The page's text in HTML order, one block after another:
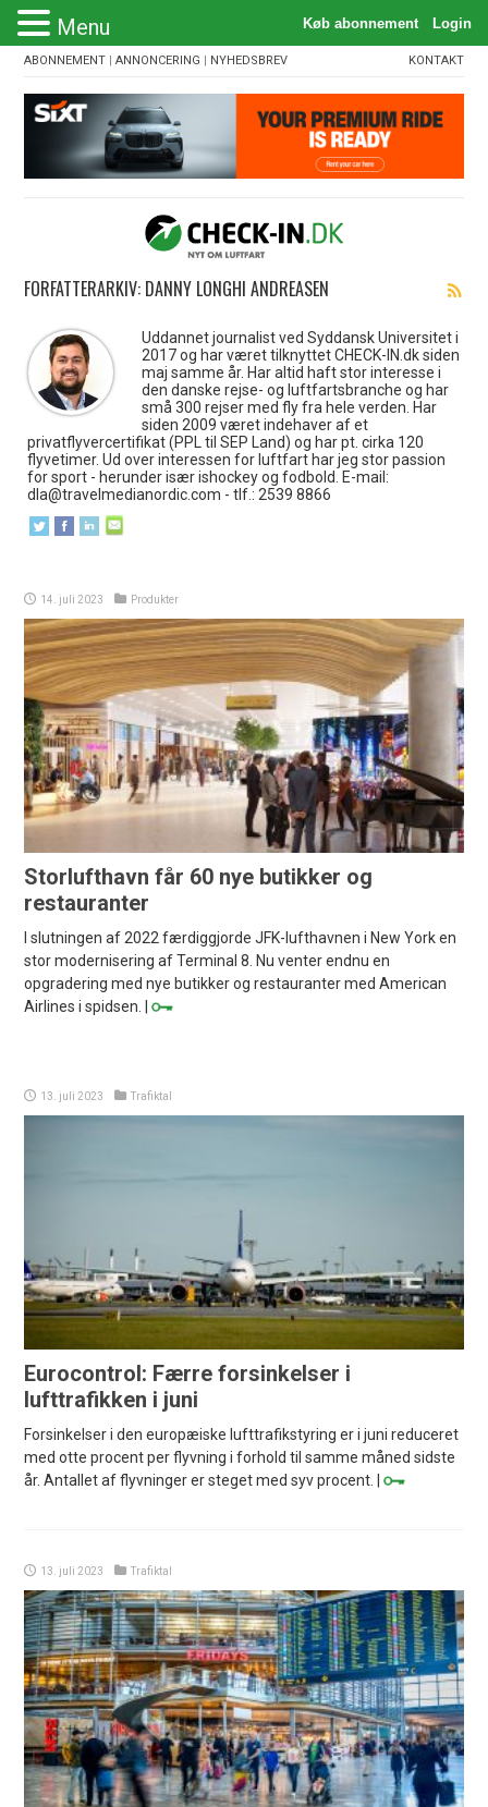
ABONNEMENT |ANNONCERING | NYHEDSBREV KONTAKT
FORFATTERARKIV: DANNY LONGHI ANDREASEN
Uddannet journalist ved Syddansk Universitet i
2017 og har været tilknyttet CHECK-IN.dk siden
maj samme år. Har altid haft stor interesse i
den danske rejse- og luftfartsbranche og har
små 300 rejser med fly fra hele verden. Har
siden 2009 været indehaver af et
privatflyvercertifikat (PPL til SEP Land) og har pt. cirka 120
flyvetimer. Ud over interessen for luftfart har jeg stor passion
for sport - herunder især ishockey og fodbold. E-mail:
dla@travelmedianordic.com - tlf.: 2539 8866
14. juli 2023 Produkter
Storlufthavn får 60 nye butikker og
restauranter
I slutningen af 2022 færdiggjorde JFK-lufthavnen i New York en
stor modernisering af Terminal 8. Nu venter endnu en
opgradering med nye butikker og restauranter med American
Airlines i spidsen. |
13. juli 2023 Trafiktal
Eurocontrol: Færre forsinkelser i
lufttrafikken i juni
Forsinkelser i den europæiske lufttrafikstyring er i juni reduceret
med otte procent per flyvning i forhold til samme måned sidste
år. Antallet af flyvninger er steget med syv procent. |
13. juli 2023 Trafiktal
Menu